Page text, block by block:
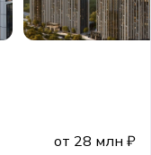
от 28 млн ₽